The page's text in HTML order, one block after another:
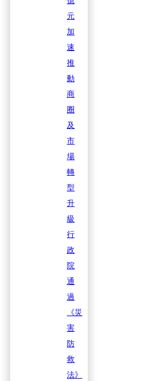
元
加
速
推
動
商
圈
及
市
場
轉
型
升
級
行
政
院
通
過
《災
害
防
救
法》